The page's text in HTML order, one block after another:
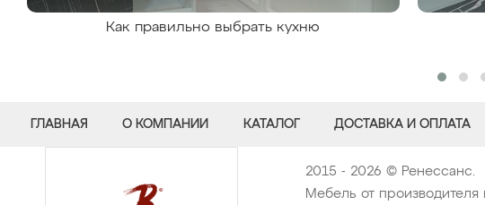
Как правильно выбрать кухню
ГЛАВНАЯ О КОМПАНИИ КАТАЛОГ ДОСТАВКА И ОПЛАТА
2015 - 2026 © Ренессанс.
Мебель от производителя